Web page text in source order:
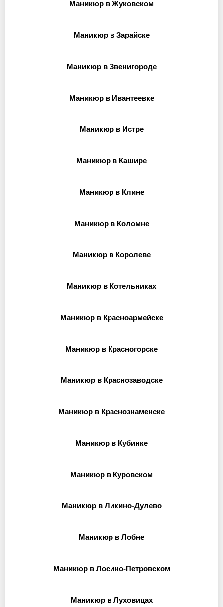
Маникюр в Жуковском
Маникюр в Зарайске
Маникюр в Звенигороде
Маникюр в Ивантеевке
Маникюр в Истре
Маникюр в Кашире
Маникюр в Клине
Маникюр в Коломне
Маникюр в Королеве
Маникюр в Котельниках
Маникюр в Красноармейске
Маникюр в Красногорске
Маникюр в Краснозаводске
Маникюр в Краснознаменске
Маникюр в Кубинке
Маникюр в Куровском
Маникюр в Ликино-Дулево
Маникюр в Лобне
Маникюр в Лосино-Петровском
Маникюр в Луховицах